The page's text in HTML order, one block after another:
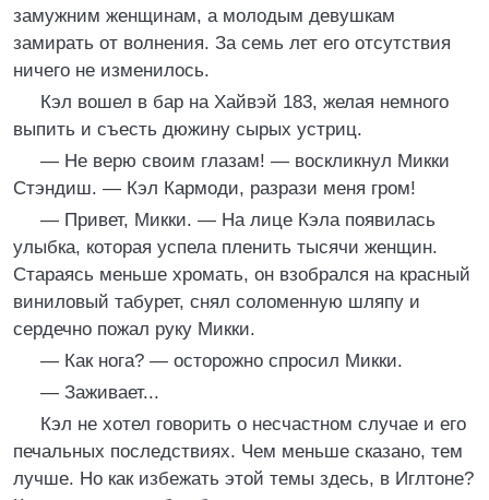
замужним женщинам, а молодым девушкам
замирать от волнения. За семь лет его отсутствия
ничего не изменилось.
Кэл вошел в бар на Хайвэй 183, желая немного
выпить и съесть дюжину сырых устриц.
— Не верю своим глазам! — воскликнул Микки
Стэндиш. — Кэл Кармоди, разрази меня гром!
— Привет, Микки. — На лице Кэла появилась
улыбка, которая успела пленить тысячи женщин.
Стараясь меньше хромать, он взобрался на красный
виниловый табурет, снял соломенную шляпу и
сердечно пожал руку Микки.
— Как нога? — осторожно спросил Микки.
— Заживает...
Кэл не хотел говорить о несчастном случае и его
печальных последствиях. Чем меньше сказано, тем
лучше. Но как избежать этой темы здесь, в Иглтоне?